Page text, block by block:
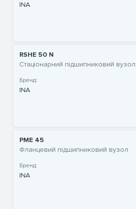
INA
RSHE 50 N
Стаціонарний підшипниковий вузол
Бренд:
INA
PME 45
Фланцевий підшипниковий вузол
Бренд:
INA